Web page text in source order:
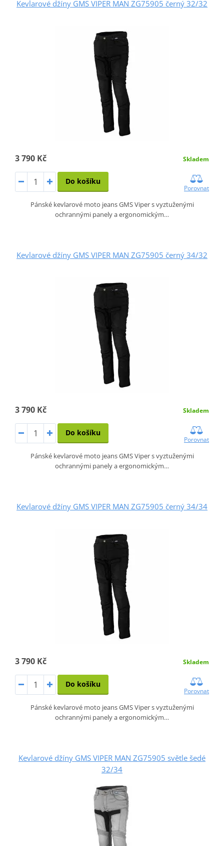
Kevlarové džíny GMS VIPER MAN ZG75905 černý 32/32
3 790 Kč Skladem
Do košíku
Porovnat
Pánské kevlarové moto jeans GMS Viper s vyztuženými
ochrannými panely a ergonomickým…
Kevlarové džíny GMS VIPER MAN ZG75905 černý 34/32
3 790 Kč Skladem
Do košíku
Porovnat
Pánské kevlarové moto jeans GMS Viper s vyztuženými
ochrannými panely a ergonomickým…
Kevlarové džíny GMS VIPER MAN ZG75905 černý 34/34
3 790 Kč Skladem
Do košíku
Porovnat
Pánské kevlarové moto jeans GMS Viper s vyztuženými
ochrannými panely a ergonomickým…
Kevlarové džíny GMS VIPER MAN ZG75905 světle šedé
32/34